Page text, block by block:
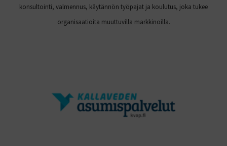
konsultointi, valmennus, käytännön työpajat ja koulutus, joka tukee
organisaatioita muuttuvilla markkinoilla.